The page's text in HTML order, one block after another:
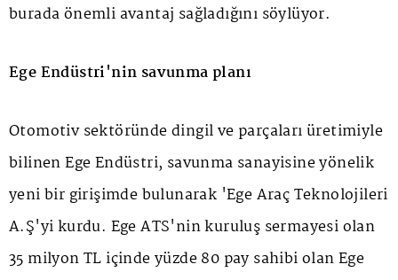
burada önemli avantaj sağladığını söylüyor.
Ege Endüstri'nin savunma planı
Otomotiv sektöründe dingil ve parçaları üretimiyle
bilinen Ege Endüstri, savunma sanayisine yönelik
yeni bir girişimde bulunarak 'Ege Araç Teknolojileri
A.Ş'yi kurdu. Ege ATS'nin kuruluş sermayesi olan
35 milyon TL içinde yüzde 80 pay sahibi olan Ege